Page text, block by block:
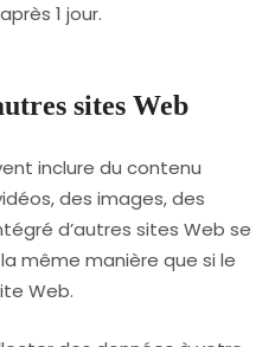
1 jour.
sites Web
inclure du contenu
des images, des
d’autres sites Web se
même manière que si le
Web.